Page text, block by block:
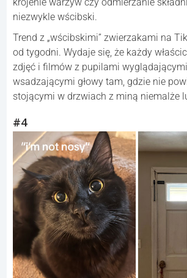
niezwykle wścibski.
Trend z „wścibskimi” zwierzakami na
od tygodni. Wydaje się, że każdy
zdjęć i filmów z pupilami
wsadzającymi głowy tam, gdzie nie
stojącymi w drzwiach z miną niemalże
#4